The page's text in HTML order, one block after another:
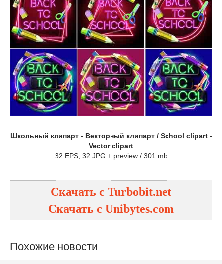
Школьный клипарт - Векторный клипарт / School clipart -
Vector clipart
32 EPS, 32 JPG + preview / 301 mb
Скачать с Turbobit.net
Скачать с Unibytes.com
Похожие новости